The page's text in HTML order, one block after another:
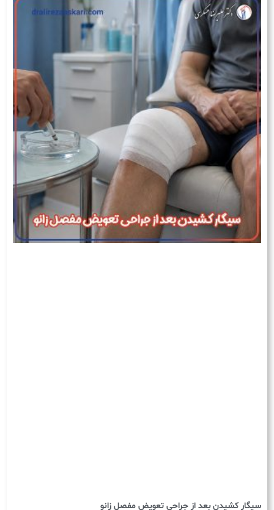
سیگار کشیدن بعد از جراحی تعویض مفصل زانو